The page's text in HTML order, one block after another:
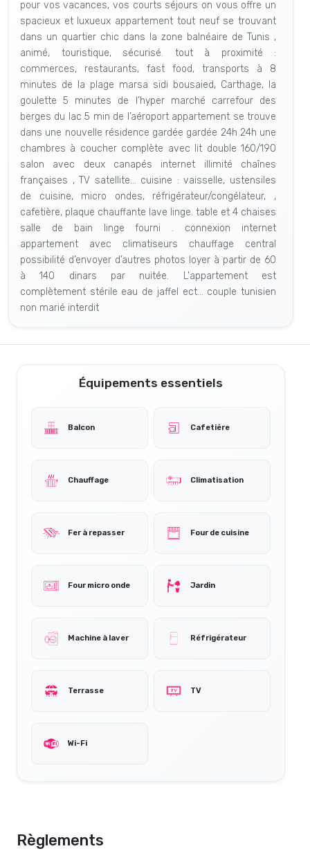
pour vos vacances, vos courts séjours on vous offre un
spacieux et luxueux appartement tout neuf se trouvant
dans un quartier chic dans la zone balnéaire de Tunis ,
animé, touristique, sécurisé. tout à proximité :
commerces, restaurants, fast food, transports à 8
minutes de la plage marsa sidi bousaied, Carthage, la
goulette 5 minutes de l’hyper marché carrefour des
berges du lac 5 min de l’aéroport appartement se trouve
dans une nouvelle résidence gardée gardée 24h 24h une
chambres à coucher complète avec lit double 160/190
salon avec deux canapés internet illimité chaînes
françaises , TV satellite… cuisine : vaisselle, ustensiles
de cuisine, micro ondes, réfrigérateur/congélateur, ,
cafetière, plaque chauffante lave linge. table et 4 chaises
salle de bain linge fourni . connexion internet
appartement avec climatiseurs chauffage central
possibilité d’envoyer d’autres photos loyer à partir de 60
à 140 dinars par nuitée. L'appartement est
complètement stérile eau de jaffel ect... couple tunisien
non marié interdit
Équipements essentiels
Balcon Cafetière
Chauffage Climatisation
Fer à repasser Four de cuisine
Four micro onde Jardin
Machine à laver Réfrigérateur
Terrasse TV
Wi-Fi
Règlements